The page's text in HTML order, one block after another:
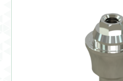
Condiciones generales